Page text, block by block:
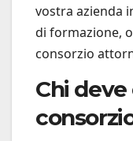
vostra azienda
di formazione,
consorzio
Chi